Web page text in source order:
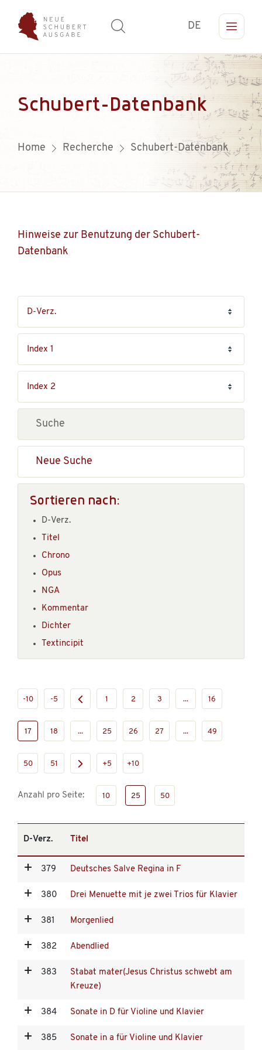
DE
Schubert-Datenbank
Home Recherche Schubert-Datenbank
Hinweise zur Benutzung der Schubert-
Datenbank
Neue Suche
Sortieren nach:
D-Verz.
Titel
Chrono
Opus
NGA
Kommentar
Dichter
Textincipit
-10 -5 1 2 3 ... 16
17 18 ... 25 26 27 ... 49
50 51 +5 +10
Anzahl pro Seite: 10 25 50
D-Verz. Titel
379 Deutsches Salve Regina in F
380 Drei Menuette mit je zwei Trios für Klavier
381 Morgenlied
382 Abendlied
383
Stabat mater(Jesus Christus schwebt am
Kreuze)
384 Sonate in D für Violine und Klavier
385 Sonate in a für Violine und Klavier